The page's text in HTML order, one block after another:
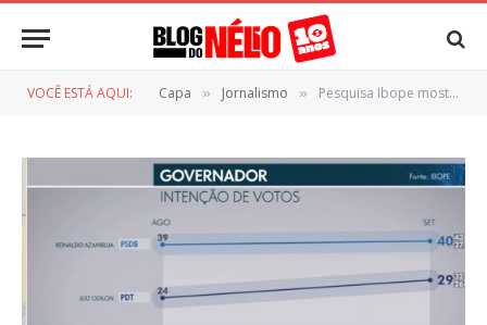
VOCÊ ESTÁ AQUI: Capa » Jornalismo » Pesquisa Ibope mostra que Reinaldo está a 2 pontos para vencer no 1º turno. Juizão patina em 2º